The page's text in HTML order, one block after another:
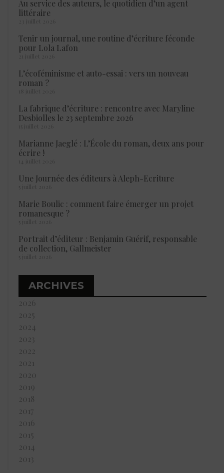
Au service des auteurs, le quotidien d’un agent
littéraire
23 juillet 2026
Tenir un journal, une routine d’écriture féconde
pour Lola Lafon
21 juillet 2026
L’écoféminisme et auto-essai : vers un nouveau
roman ?
18 juillet 2026
La fabrique d’écriture : rencontre avec Maryline
Desbiolles le 23 septembre 2026
15 juillet 2026
Marianne Jaeglé : L’École du roman, deux ans pour
écrire !
14 juillet 2026
Une Journée des éditeurs à Aleph-Ecriture
5 juillet 2026
Marie Boulic : comment faire émerger un projet
romanesque ?
5 juillet 2026
Portrait d’éditeur : Benjamin Guérif, responsable
de collection, Gallmeister
5 juillet 2026
ARCHIVES
2026
2025
2024
2023
2022
2021
2020
2019
2018
2017
2016
2015
2014
2013